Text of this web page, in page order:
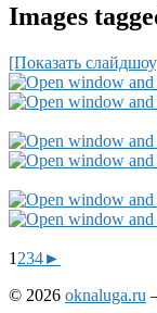
Images
[Показать
1 234►
© 2026 oknaluga.ru